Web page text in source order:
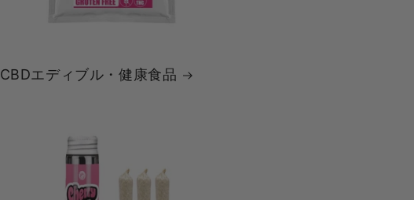
CBDエディブル・健康食品